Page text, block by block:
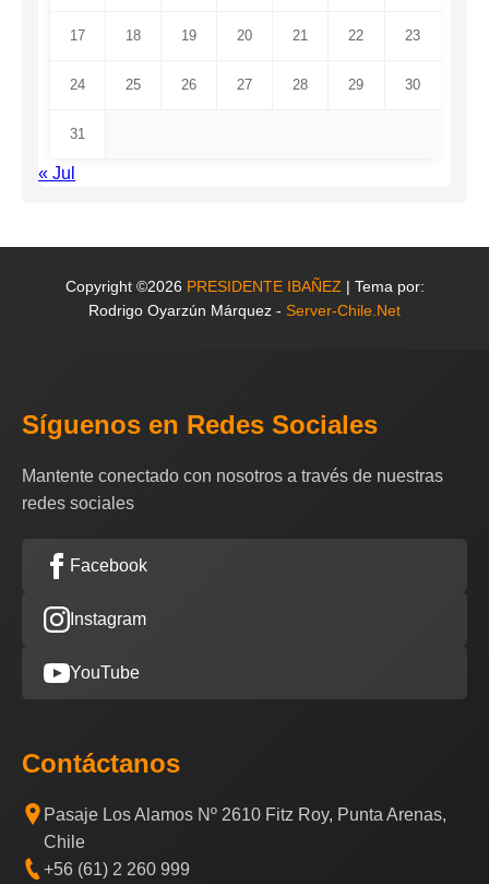
17 18 19 20 21 22 23
24 25 26 27 28 29 30
31
« Jul
Copyright ©2026 PRESIDENTE IBAÑEZ | Tema por:
Rodrigo Oyarzún Márquez - Server-Chile.Net
Síguenos en Redes Sociales
Mantente conectado con nosotros a través de nuestras
redes sociales
Facebook
Instagram
YouTube
Contáctanos
Pasaje Los Alamos Nº 2610 Fitz Roy, Punta Arenas,
Chile
+56 (61) 2 260 999